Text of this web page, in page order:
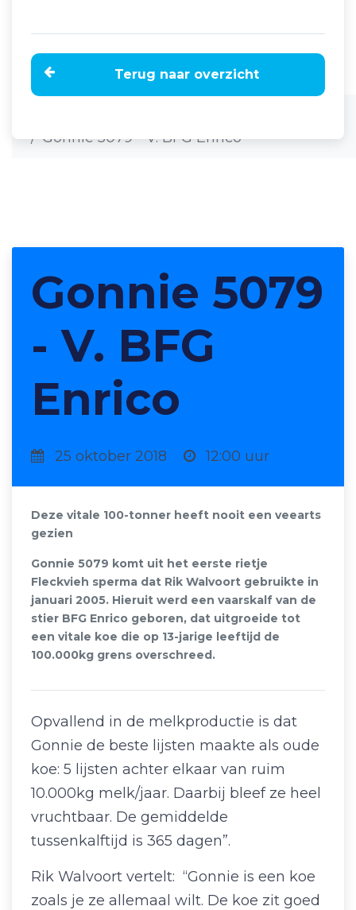
Gonnie 5079 - V. BFG Enrico
Terug naar overzicht
Gonnie 5079
- V. BFG
Enrico
25 oktober 2018 12:00 uur
Deze vitale 100-tonner heeft nooit een veearts
gezien
Gonnie 5079 komt uit het eerste rietje
Fleckvieh sperma dat Rik Walvoort gebruikte in
januari 2005. Hieruit werd een vaarskalf van de
stier BFG Enrico geboren, dat uitgroeide tot
een vitale koe die op 13-jarige leeftijd de
100.000kg grens overschreed.
Opvallend in de melkproductie is dat
Gonnie de beste lijsten maakte als oude
koe: 5 lijsten achter elkaar van ruim
10.000kg melk/jaar. Daarbij bleef ze heel
vruchtbaar. De gemiddelde
tussenkalftijd is 365 dagen”.
Rik Walvoort vertelt: “Gonnie is een koe
zoals je ze allemaal wilt. De koe zit goed